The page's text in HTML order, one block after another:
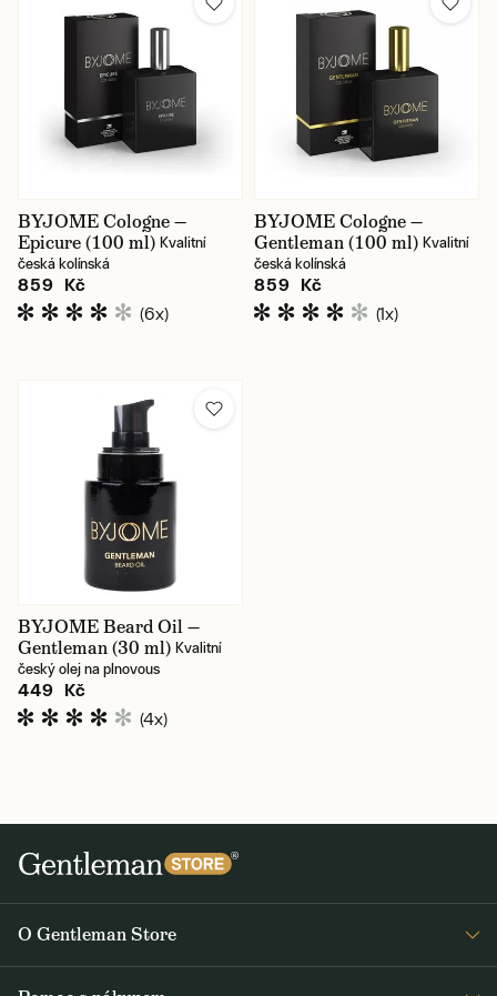
BYJOME Cologne —
Epicure (100 ml) Kvalitní
česká kolínská
859 Kč
(6x)
BYJOME Cologne —
Gentleman (100 ml) Kvalitní
česká kolínská
859 Kč
(1x)
BYJOME Beard Oil —
Gentleman (30 ml) Kvalitní
český olej na plnovous
449 Kč
(4x)
O Gentleman Store